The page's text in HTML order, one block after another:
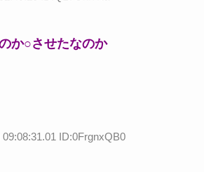
か○させたなのか
09:08:31.01 ID:0FrgnxQB0